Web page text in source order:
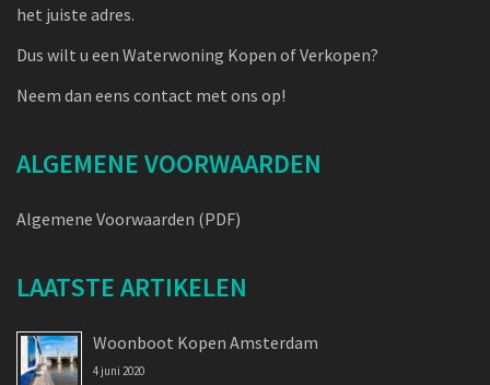
het juiste adres.
Dus wilt u een Waterwoning Kopen of Verkopen?
Neem dan eens contact met ons op!
ALGEMENE VOORWAARDEN
Algemene Voorwaarden (PDF)
LAATSTE ARTIKELEN
Woonboot Kopen Amsterdam
4 juni 2020